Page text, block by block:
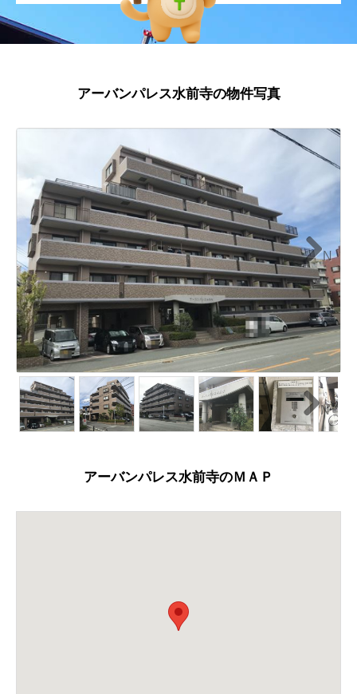
アーバンパレス水前寺の物件写真
N
ext
N
ext
アーバンパレス水前寺のＭＡＰ